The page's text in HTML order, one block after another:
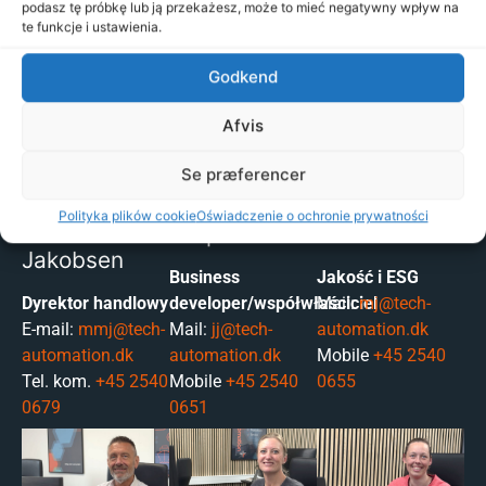
podasz tę próbkę lub ją przekażesz, może to mieć negatywny wpływ na
te funkcje i ustawienia.
Godkend
Afvis
Se præferencer
Polityka plików cookieOświadczenie o ochronie prywatności
Mobile:+45 2540 0696
Tel. kom.+45 2540 0685
ADMINISTRACJA
Jakobsen
Dyrektor handlowy
E-mail: mmj@tech-
automation.dk
Tel. kom. +45 2540
0679
Business
developer/współwłaściciel
Mail: jj@tech-
automation.dk
Mobile +45 2540
0651
Jakość i ESG
Mail:mj@tech-
automation.dk
Mobile +45 2540
0655